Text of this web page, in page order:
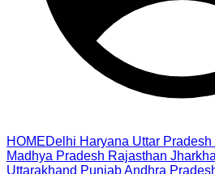
HOMEDelhi Haryana Uttar Pradesh
Madhya Pradesh Rajasthan
Uttarakhand PunjabAndhra